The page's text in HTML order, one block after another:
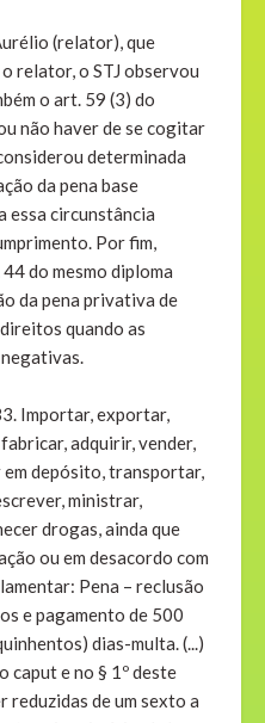
(relator), que
relator, o STJ observou
o art. 59 (3) do
não haver de se cogitar
determinada
da pena base
essa circunstância
Por fim,
do mesmo diploma
da pena privativa de
quando as
Importar, exportar,
adquirir, vender,
depósito, transportar,
ministrar,
drogas, ainda que
ou em desacordo com
Pena – reclusão
e pagamento de 500
dias-multa. (...)
caput e no § 1º deste
reduzidas de um sexto a